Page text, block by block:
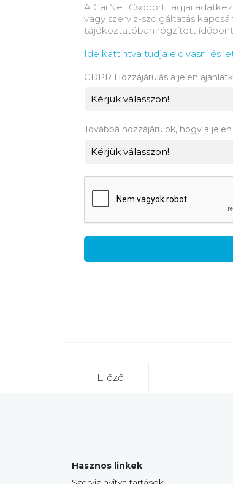
A CarNet Csoport tagjai
vagy szerviz-szolgáltatás
tájékoztatóban rögzített
Ide kattintva tudja elolvasni és
GDPR Hozzájárulás a jelen
Továbbá hozzájárulok, hogy a
Előző
Hasznos linkek